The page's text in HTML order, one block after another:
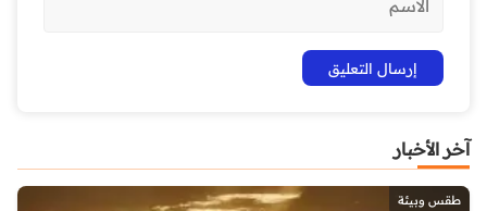
آخر الأخبار
طقس وبيئة